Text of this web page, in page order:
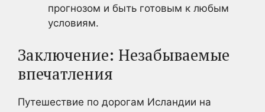
прогнозом и быть готовым к любым
условиям.
Заключение: Незабываемые
впечатления
Путешествие по дорогам Исландии на